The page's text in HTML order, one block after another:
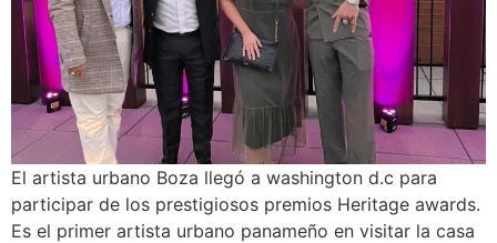
El artista urbano Boza llegó a washington d.c para
participar de los prestigiosos premios Heritage awards.
Es el primer artista urbano panameño en visitar la casa